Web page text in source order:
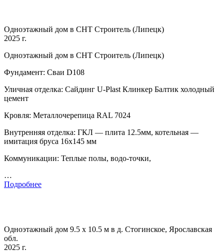
Одноэтажный дом в СНТ Строитель (Липецк)
2025 г.
Одноэтажный дом в СНТ Строитель (Липецк)
Фундамент: Сваи D108
Уличная отделка: Сайдинг U-Plast Клинкер Балтик холодный
цемент
Кровля: Металлочерепица RAL 7024
Внутренняя отделка: ГКЛ — плита 12.5мм, котельная —
имитация бруса 16х145 мм
Коммуникации: Теплые полы, водо-точки,
…
Подробнее
Одноэтажный дом 9.5 х 10.5 м в д. Стогинское, Ярославская
обл.
2025 г.